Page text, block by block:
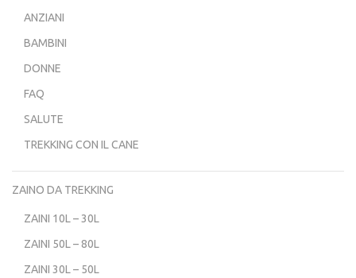
ANZIANI
BAMBINI
DONNE
FAQ
SALUTE
TREKKING CON IL CANE
ZAINO DA TREKKING
ZAINI 10L – 30L
ZAINI 50L – 80L
ZAINI 30L – 50L